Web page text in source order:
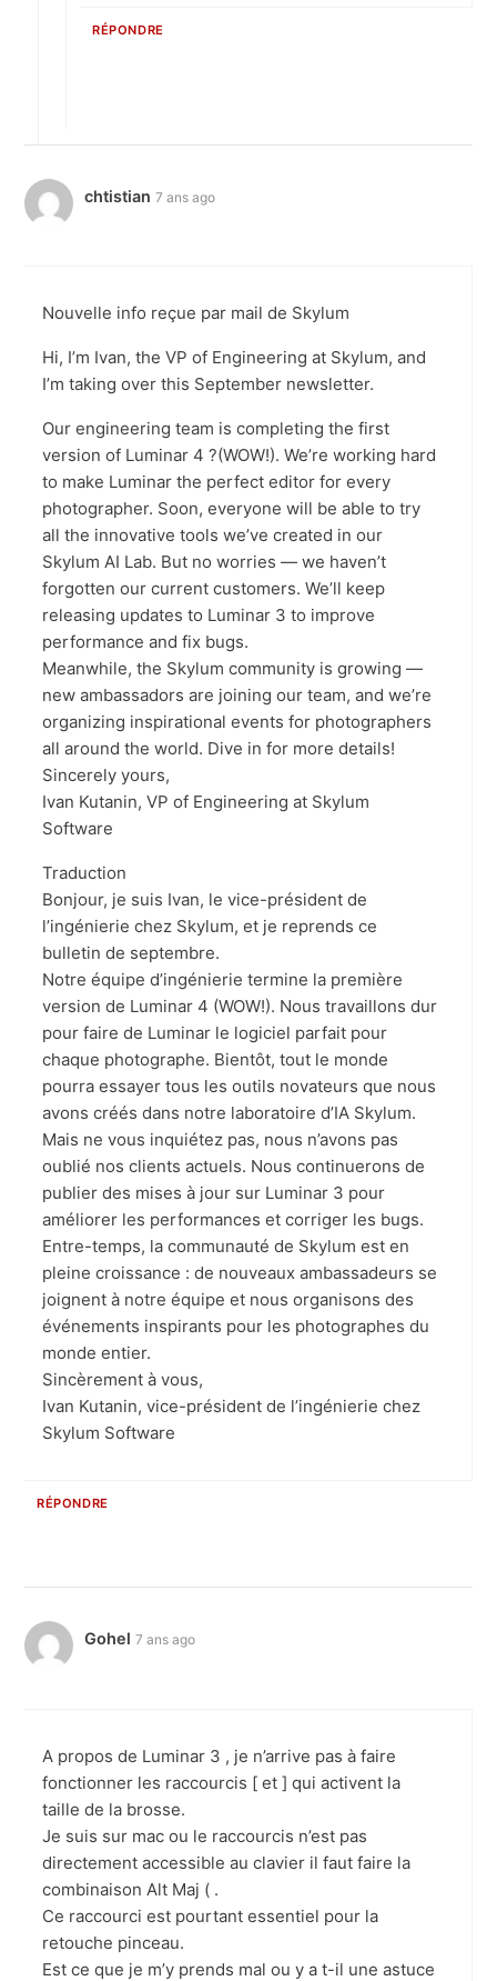
RÉPONDRE
chtistian 7 ans ago
Nouvelle info reçue par mail de Skylum
Hi, I’m Ivan, the VP of Engineering at Skylum, and
I’m taking over this September newsletter.
Our engineering team is completing the first
version of Luminar 4 ?(WOW!). We’re working hard
to make Luminar the perfect editor for every
photographer. Soon, everyone will be able to try
all the innovative tools we’ve created in our
Skylum AI Lab. But no worries — we haven’t
forgotten our current customers. We’ll keep
releasing updates to Luminar 3 to improve
performance and fix bugs.
Meanwhile, the Skylum community is growing —
new ambassadors are joining our team, and we’re
organizing inspirational events for photographers
all around the world. Dive in for more details!
Sincerely yours,
Ivan Kutanin, VP of Engineering at Skylum
Software
Traduction
Bonjour, je suis Ivan, le vice-président de
l’ingénierie chez Skylum, et je reprends ce
bulletin de septembre.
Notre équipe d’ingénierie termine la première
version de Luminar 4 (WOW!). Nous travaillons dur
pour faire de Luminar le logiciel parfait pour
chaque photographe. Bientôt, tout le monde
pourra essayer tous les outils novateurs que nous
avons créés dans notre laboratoire d’IA Skylum.
Mais ne vous inquiétez pas, nous n’avons pas
oublié nos clients actuels. Nous continuerons de
publier des mises à jour sur Luminar 3 pour
améliorer les performances et corriger les bugs.
Entre-temps, la communauté de Skylum est en
pleine croissance : de nouveaux ambassadeurs se
joignent à notre équipe et nous organisons des
événements inspirants pour les photographes du
monde entier.
Sincèrement à vous,
Ivan Kutanin, vice-président de l’ingénierie chez
Skylum Software
RÉPONDRE
Gohel 7 ans ago
A propos de Luminar 3 , je n’arrive pas à faire
fonctionner les raccourcis [ et ] qui activent la
taille de la brosse.
Je suis sur mac ou le raccourcis n’est pas
directement accessible au clavier il faut faire la
combinaison Alt Maj ( .
Ce raccourci est pourtant essentiel pour la
retouche pinceau.
Est ce que je m’y prends mal ou y a t-il une astuce